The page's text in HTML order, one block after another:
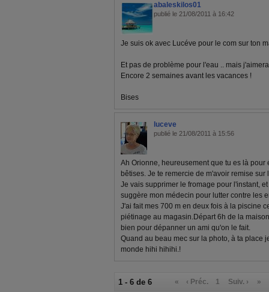
abaleskilos01
publié le 21/08/2011 à 16:42
Je suis ok avec Lucéve pour le com sur ton
Et pas de problème pour l'eau .. mais
Encore 2 semaines avant les vacances !
Bises
luceve
publié le 21/08/2011 à 15:56
Ah Orionne, heureusement que tu es là
bêtises. Je te remercie de m'avoir remise sur
Je vais supprimer le fromage pour l'instant,
suggère mon médecin pour lutter contre les
J'ai fait mes 700 m en deux fois à la piscine
piétinage au magasin.Départ 6h de la
bien pour dépanner un ami qu'on le fait.
Quand au beau mec sur la photo, à ta place
monde hihi hihihi.!
1 - 6 de 6 « ‹ Préc. 1 Suiv. › »